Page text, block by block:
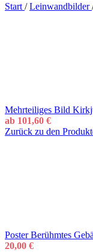
Start / Leinwandbilder
Mehrteiliges Bild
ab 101,60 €
Zurück zu den
Poster Berühmtes
20,00 €